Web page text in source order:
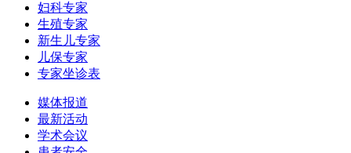
妇科专家
生殖专家
新生儿专家
儿保专家
专家坐诊表
媒体报道
最新活动
学术会议